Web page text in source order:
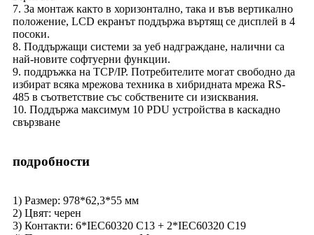
7. За монтаж както в хоризонтално, така и във вертикално
положение, LCD екранът поддържа въртящ се дисплей в 4
посоки.
8. Поддържащи системи за уеб надграждане, налични са
най-новите софтуерни функции.
9. поддръжка на TCP/IP. Потребителите могат свободно да
избират всяка мрежова техника в хибридната мрежа RS-
485 в съответствие със собствените си изисквания.
10. Поддържа максимум 10 PDU устройства в каскадно
свързване
подробности
1) Размер: 978*62,3*55 мм
2) Цвят: черен
3) Контакти: 6*IEC60320 C13 + 2*IEC60320 C19